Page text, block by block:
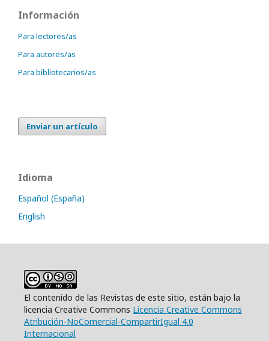
Información
Para lectores/as
Para autores/as
Para bibliotecarios/as
Enviar un artículo
Idioma
Español (España)
English
El contenido de las Revistas de este sitio, están bajo la
licencia Creative Commons Licencia Creative Commons
Atribución-NoComercial-CompartirIgual 4.0
Internacional